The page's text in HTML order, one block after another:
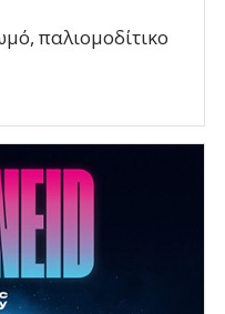
παλιομοδίτικο